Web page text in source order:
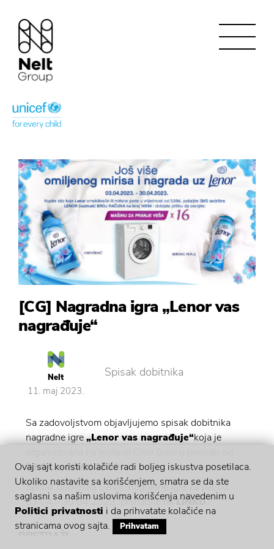
[CG] Nagradna igra „Lenor vas
nagrađuje“
Nelt
11. maj 2023.
Spisak dobitnika
Sa zadovoljstvom objavljujemo spisak dobitnika
nagradne igre„Lenor vas nagrađuje“koja je
03.04. – 30.04.2023.
Spisak dobitnika Lenor nagradne igre za period
03.04.– 30.04.2023. pronađite naLINKU.
Ovaj sajt koristi kolačiće radi boljeg iskustva posetilaca.
Ukoliko nastavite sa korišćenjem, smatra se da ste
saglasni sa našim uslovima korišćenja navedenim u
Politici privatnosti i da prihvatate kolačiće na
stranicama ovog sajta.
Prihvatam